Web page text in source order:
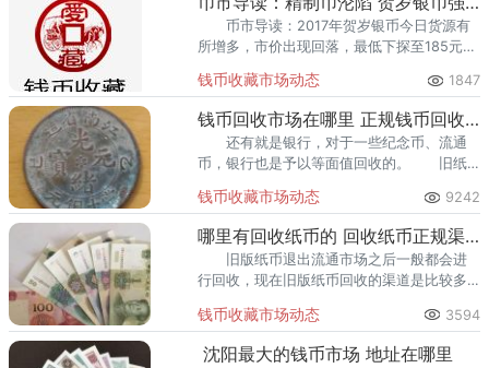
币市导读：2017年贺岁银币今日货源有
所增多，市价出现回落，最低下探至185元处
钱币收藏市场动态 1847
钱币回收市场在哪里 正规钱币回收市场
还有就是银行，对于一些纪念币、流通
币，银行也是予以等面值回收的。 旧纸
相旧钱币。
钱币收藏市场动态 9242
哪里有回收纸币的 回收纸币正规渠道
旧版纸币退出流通市场之后一般都会进
行回收，现在旧版纸币回收的渠道是比较多
样的。 旧纸币品相低于5成以下，很少会
有人收购这种品相旧钱币。
钱币收藏市场动态 3594
沈阳最大的钱币市场 地址在哪里